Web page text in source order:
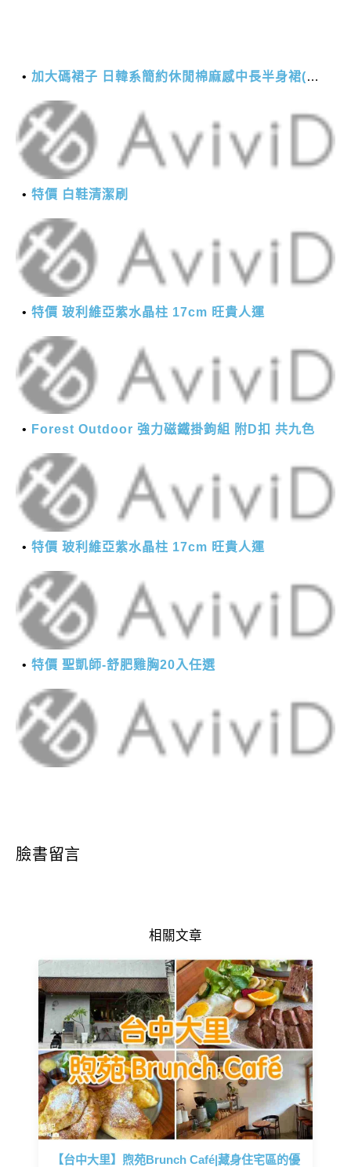
加大碼裙子 日韓系簡約休閒棉麻感中長半身裙(M-2XL)【XMS54038】＊艾美時尚(現+預)
特價 白鞋清潔刷
特價 玻利維亞紫水晶柱 17cm 旺貴人運
Forest Outdoor 強力磁鐵掛鉤組 附D扣 共九色
特價 玻利維亞紫水晶柱 17cm 旺貴人運
特價 聖凱師-舒肥雞胸20入任選
臉書留言
相關文章
【台中大里】煦苑Brunch Café|藏身住宅區的優